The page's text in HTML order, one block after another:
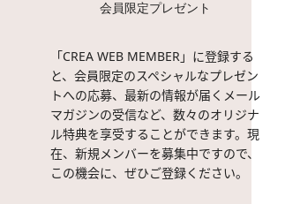
会員限定プレゼント
「CREA WEB MEMBER」に登録する
と、会員限定のスペシャルなプレゼン
トへの応募、最新の情報が届くメール
マガジンの受信など、数々のオリジナ
ル特典を享受することができます。現
在、新規メンバーを募集中ですので、
この機会に、ぜひご登録ください。